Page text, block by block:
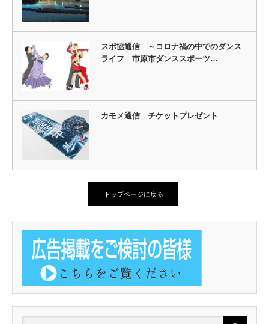
スポ協通信 ～コロナ禍の中でのダンス
ライフ 市原市ダンススポーツ…
カモメ通信 チケットプレゼント
トップページに戻る